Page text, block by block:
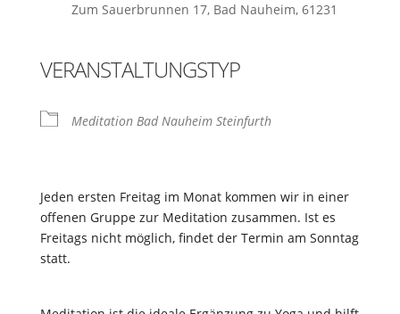
Zum Sauerbrunnen 17, Bad Nauheim, 61231
VERANSTALTUNGSTYP
Meditation Bad Nauheim Steinfurth
Jeden ersten Freitag im Monat kommen wir in einer
offenen Gruppe zur Meditation zusammen. Ist es
Freitags nicht möglich, findet der Termin am Sonntag
statt.